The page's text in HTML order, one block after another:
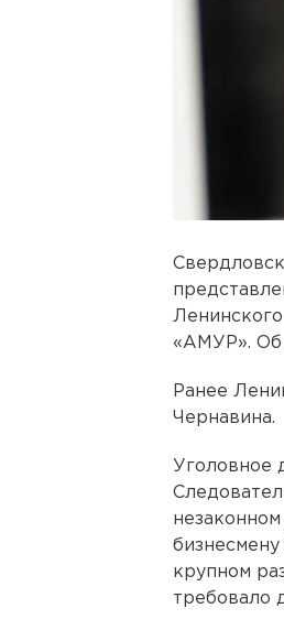
«АМУР». Об
Ранее
Чернавина.
Уголовное
крупном
требовало